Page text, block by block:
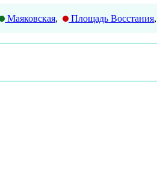
Маяковская, Площадь Восстания,